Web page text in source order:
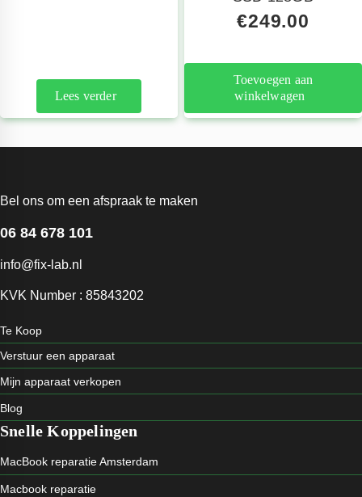
Lees verder
€249.00
Toevoegen aan
winkelwagen
Bel ons om een afspraak te maken
06 84 678 101
info@fix-lab.nl
KVK Number : 85843202
Te Koop
Verstuur een apparaat
Mijn apparaat verkopen
Blog
Snelle Koppelingen
MacBook reparatie Amsterdam
Macbook reparatie